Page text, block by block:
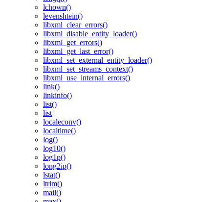
lchown()
levenshtein()
libxml_clear_errors()
libxml_disable_entity_loader()
libxml_get_errors()
libxml_get_last_error()
libxml_set_external_entity_loader()
libxml_set_streams_context()
libxml_use_internal_errors()
link()
linkinfo()
list()
list
localeconv()
localtime()
log()
log10()
log1p()
long2ip()
lstat()
ltrim()
mail()